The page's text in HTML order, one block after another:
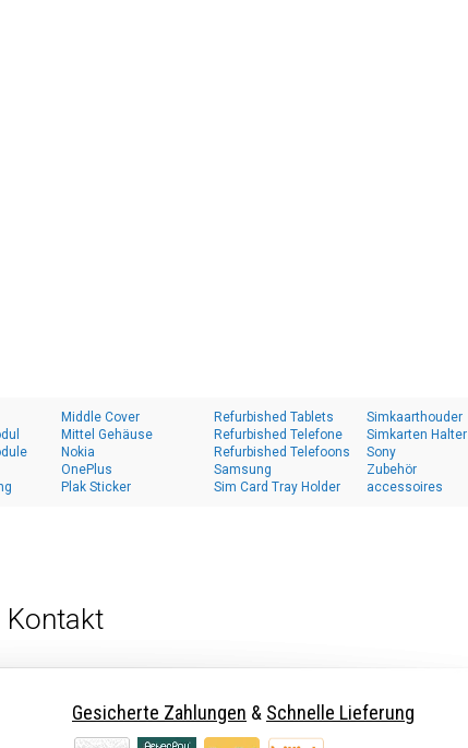
Middle Cover
Mittel Gehäuse
Nokia
OnePlus
Plak Sticker
Refurbished Tablets
Refurbished Telefone
Refurbished Telefoons
Samsung
Sim Card Tray Holder
Simkaarthouder
Simkarten Halter
Sony
Zubehör
accessoires
Kontakt
Gesicherte Zahlungen & Schnelle Lieferung